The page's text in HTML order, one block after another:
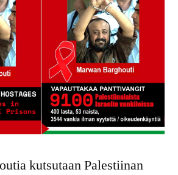
kutsutaan Palestiinan